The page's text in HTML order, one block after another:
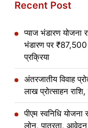
Recent Post
प्याज भंडारण
भंडारण पर
प्रक्रिया
अंतरजातीय विवाह
लाख प्रोत्साहन
पीएम स्वनिधि
लोन, पात्रता,